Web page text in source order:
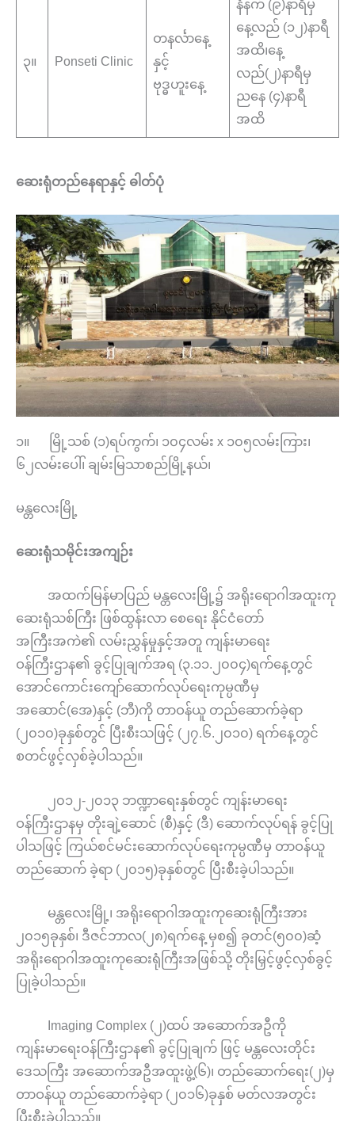
၃။ Ponseti Clinic
တနင်္လာနေ့
နှင့်
ဗုဒ္ဓဟူးနေ့
နံနက် (၉)နာရီမှ
နေ့လည် (၁၂)နာရီ
အထိ၊နေ့
လည်(၂)နာရီမှ
ညနေ (၄)နာရီ
အထိ
ဆေးရုံတည်နေရာနှင့် ဓါတ်ပုံ
၁။ မြို့သစ် (၁)ရပ်ကွက်၊ ၁၀၄လမ်း x ၁၀၅လမ်းကြား၊
၆၂လမ်းပေါ်၊ ချမ်းမြသာစည်မြို့နယ်၊
မန္တလေးမြို့
ဆေးရုံသမိုင်းအကျဉ်း
အထက်မြန်မာပြည် မန္တလေးမြို့၌ အရိုးရောဂါအထူးကု
ဆေးရုံသစ်ကြီး ဖြစ်ထွန်းလာ စေရေး နိုင်ငံတော်
အကြီးအကဲ၏ လမ်းညွှန်မှုနှင့်အတူ ကျန်းမာရေး
ဝန်ကြီးဌာန၏ ခွင့်ပြုချက်အရ (၃.၁၁.၂၀၀၄)ရက်နေ့တွင်
အောင်ကောင်းကျော်ဆောက်လုပ်ရေးကုမ္ပဏီမှ
အဆောင်(အေ)နှင့် (ဘီ)ကို တာဝန်ယူ တည်ဆောက်ခဲ့ရာ
(၂၀၁၀)ခုနှစ်တွင် ပြီးစီးသဖြင့် (၂၇.၆.၂၀၁၀) ရက်နေ့တွင်
စတင်ဖွင့်လှစ်ခဲ့ပါသည်။
၂၀၁၂-၂၀၁၃ ဘဏ္ဍာရေးနှစ်တွင် ကျန်းမာရေး
ဝန်ကြီးဌာနမှ တိုးချဲ့ဆောင် (စီ)နှင့် (ဒီ) ဆောက်လုပ်ရန် ခွင့်ပြု
ပါသဖြင့် ကြယ်စင်မင်းဆောက်လုပ်ရေးကုမ္ပဏီမှ တာဝန်ယူ
တည်ဆောက် ခဲ့ရာ (၂၀၁၅)ခုနှစ်တွင် ပြီးစီးခဲ့ပါသည်။
မန္တလေးမြို့၊ အရိုးရောဂါအထူးကုဆေးရုံကြီးအား
၂၀၁၅ခုနှစ်၊ ဒီဇင်ဘာလ(၂၈)ရက်နေ့ မှစ၍ ခုတင်(၅၀၀)ဆံ့
အရိုးရောဂါအထူးကုဆေးရုံကြီးအဖြစ်သို့ တိုးမြှင့်ဖွင့်လှစ်ခွင့်
ပြုခဲ့ပါသည်။
Imaging Complex (၂)ထပ် အဆောက်အဦကို
ကျန်းမာရေးဝန်ကြီးဌာန၏ ခွင့်ပြုချက် ဖြင့် မန္တလေးတိုင်း
ဒေသကြီး အဆောက်အဦအထူးဖွဲ့(၆)၊ တည်ဆောက်ရေး(၂)မှ
တာဝန်ယူ တည်ဆောက်ခဲ့ရာ (၂၀၁၆)ခုနှစ် မတ်လအတွင်း
ပြီးစီးခဲ့ပါသည်။